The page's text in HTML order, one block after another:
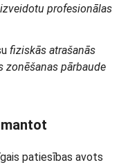
profesionālas
fiziskās atrašanās
zonēšanas pārbaude
patiesības avots